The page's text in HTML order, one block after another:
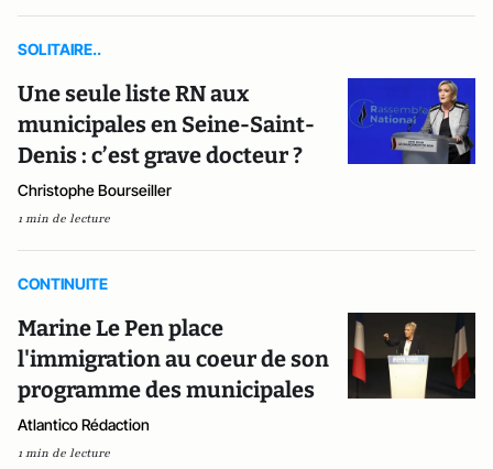
SOLITAIRE..
Une seule liste RN aux
municipales en Seine-Saint-
Denis : c’est grave docteur ?
Christophe Bourseiller
1 min de lecture
CONTINUITE
Marine Le Pen place
l'immigration au coeur de son
programme des municipales
Atlantico Rédaction
1 min de lecture